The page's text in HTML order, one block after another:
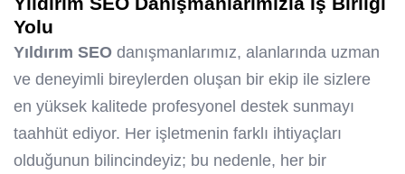
Yolu
Yıldırım SEO danışmanlarımız, alanlarında uzman
ve deneyimli bireylerden oluşan bir ekip ile sizlere
en yüksek kalitede profesyonel destek sunmayı
taahhüt ediyor. Her işletmenin farklı ihtiyaçları
olduğunun bilincindeyiz; bu nedenle, her bir